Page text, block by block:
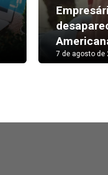
7 de agosto de